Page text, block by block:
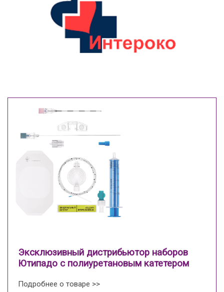
Эксклюзивный дистрибьютор наборов
Ютипадо с полиуретановым катетером
Подробнее о товаре >>